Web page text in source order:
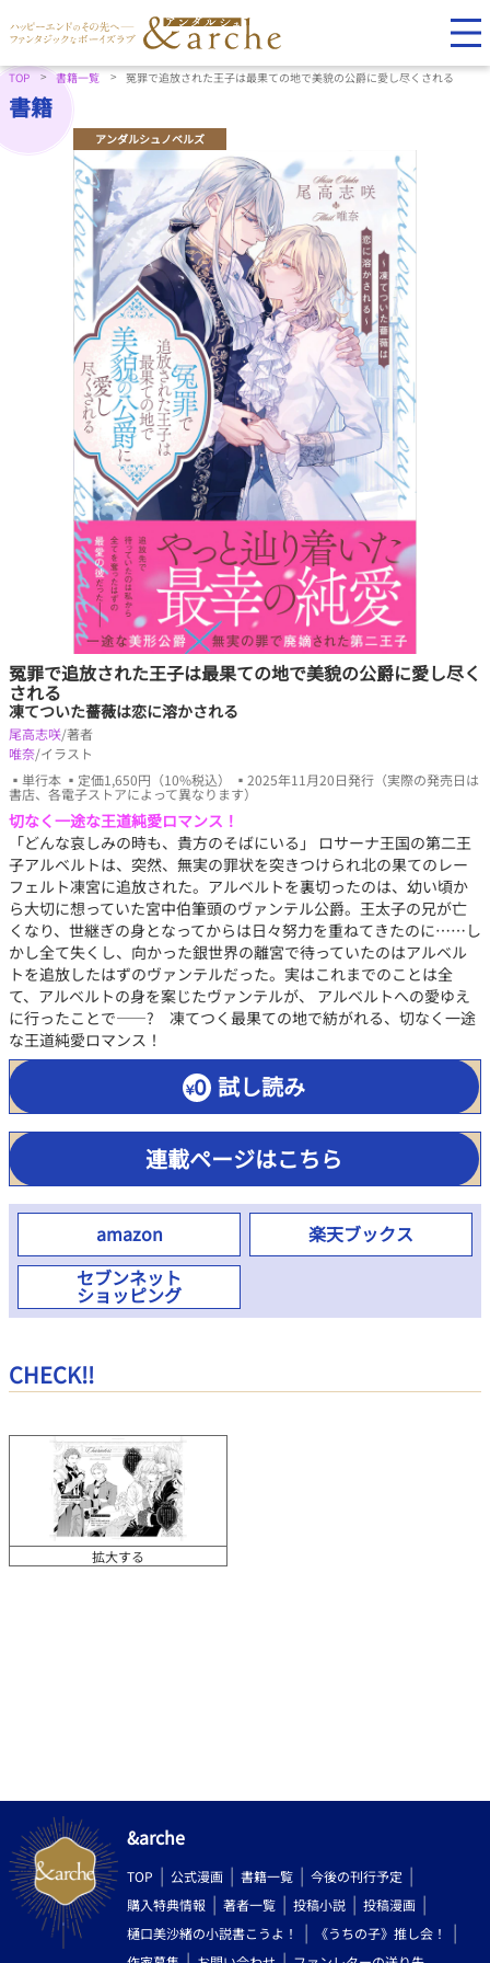
TOP 書籍一覧 冤罪で追放された王子は最果ての地で美貌の公爵に愛し尽くされる
書籍
アンダルシュノベルズ
冤罪で追放された王子は最果ての地で美貌の公爵に愛し尽く
される
凍てついた薔薇は恋に溶かされる
尾高志咲/著者
唯奈/イラスト
▪単行本 ▪定価1,650円（10%税込） ▪2025年11月20日発行（実際の発売日は
書店、各電子ストアによって異なります）
切なく一途な王道純愛ロマンス！
「どんな哀しみの時も、貴方のそばにいる」 ロサーナ王国の第二王
子アルベルトは、突然、無実の罪状を突きつけられ北の果てのレー
フェルト凍宮に追放された。アルベルトを裏切ったのは、幼い頃か
ら大切に想っていた宮中伯筆頭のヴァンテル公爵。王太子の兄が亡
くなり、世継ぎの身となってからは日々努力を重ねてきたのに……し
かし全て失くし、向かった銀世界の離宮で待っていたのはアルベル
トを追放したはずのヴァンテルだった。実はこれまでのことは全
て、アルベルトの身を案じたヴァンテルが、 アルベルトへの愛ゆえ
に行ったことで――? 凍てつく最果ての地で紡がれる、切なく一途
な王道純愛ロマンス！
試し読み
連載ページはこちら
amazon
楽天ブックス
セブンネット
ショッピング
CHECK!!
拡大する
&arche
TOP 公式漫画 書籍一覧
今後の刊行予定
購入特典情報
著者一覧 投稿小説
投稿漫画
樋口美沙緒の小説書こうよ！
《うちの子》推し会！